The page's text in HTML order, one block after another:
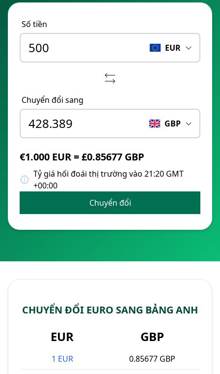
Số tiền
EUR
Chuyển đổi sang
GBP
€1.000 EUR = £0.85677 GBP
Tỷ giá hối đoái thị trường vào 21:20 GMT
+00:00
Chuyển đổi
CHUYỂN ĐỔI EURO SANG BẢNG ANH
EUR GBP
1 EUR
0.85677 GBP